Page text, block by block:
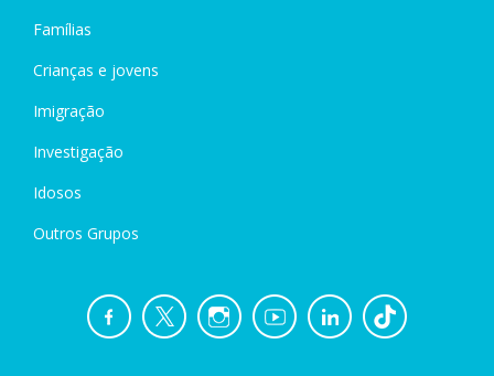
Famílias
Crianças e jovens
Imigração
Investigação
Idosos
Outros Grupos